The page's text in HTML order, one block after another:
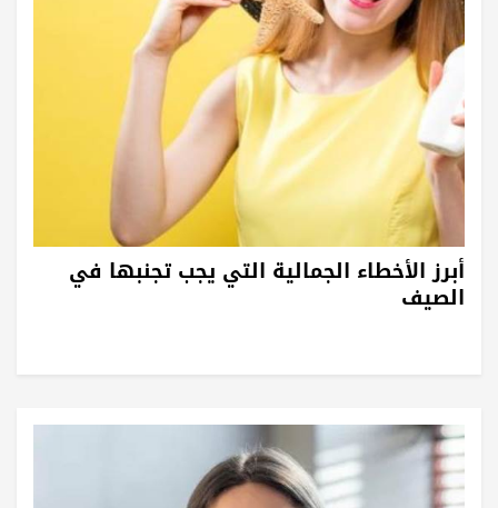
أبرز الأخطاء الجمالية التي يجب تجنبها في
الصيف